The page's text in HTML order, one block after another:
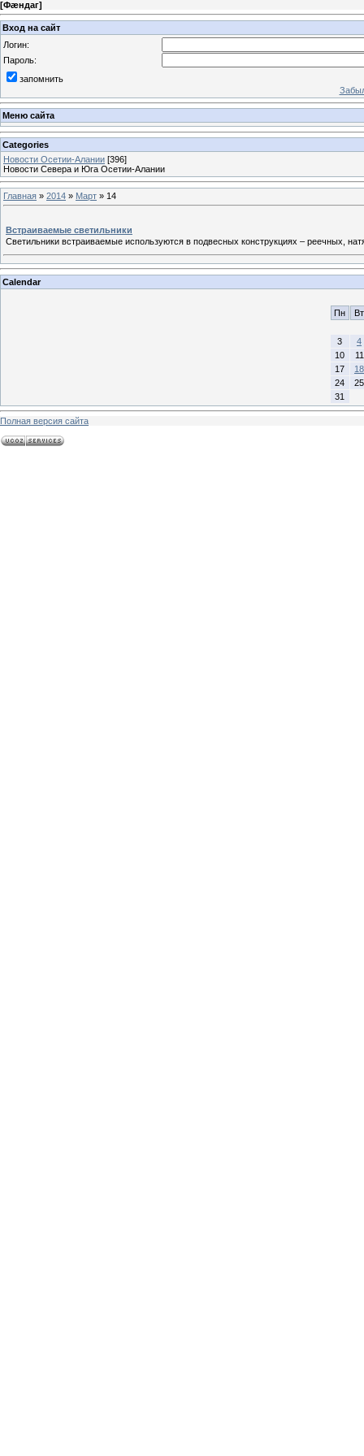
[Фæндаг]
Вход на сайт
Логин:
Пароль:
запомнить
Меню сайта
Categories
Новости Осетии-Алании [396]
Новости Севера и Юга Осетии-Алании
Главная » 2014 » Март » 14
Встраиваемые светильники
Светильники встраиваемые используются в подвесных конструкциях – реечных,
Calendar
Пн Вт
3
4
10
11
17
18
24
25
31
Полная версия сайта